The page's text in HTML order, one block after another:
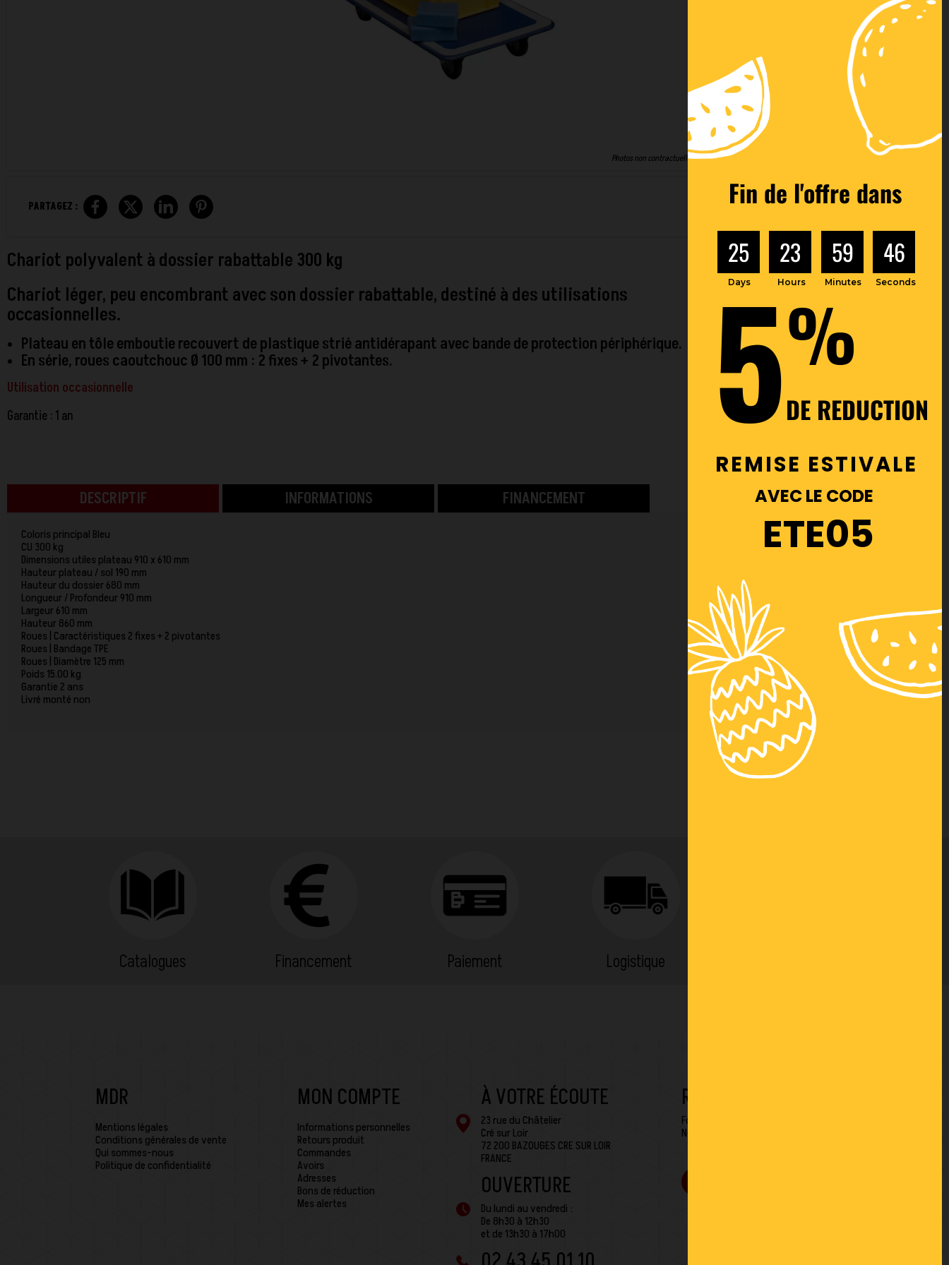
Photos non contractuelles
PARTAGEZ :
Chariot polyvalent à dossier rabattable 300 kg
Chariot léger, peu encombrant avec son dossier rabattable, destiné à des utilisations
occasionnelles.
Plateau en tôle emboutie recouvert de plastique strié antidérapant avec bande de protection périphérique.
En série, roues caoutchouc Ø 100 mm : 2 fixes + 2 pivotantes.
Utilisation occasionnelle
Garantie : 1 an
DESCRIPTIF INFORMATIONS FINANCEMENT
Coloris principal Bleu
CU 300 kg
Dimensions utiles plateau 910 x 610 mm
Hauteur plateau / sol 190 mm
Hauteur du dossier 680 mm
Longueur / Profondeur 910 mm
Largeur 610 mm
Hauteur 860 mm
Roues | Caractéristiques 2 fixes + 2 pivotantes
Roues | Bandage TPE
Roues | Diamètre 125 mm
Poids 15.00 kg
Garantie 2 ans
Livré monté non
Financement
(voir
conditions)
Catalogues Financement Paiement Logistique
MDR
Mentions légales
Conditions générales de vente
Qui sommes-nous
Politique de confidentialité
MON COMPTE
Informations personnelles
Retours produit
Commandes
Avoirs
Adresses
Bons de réduction
Mes alertes
À VOTRE ÉCOUTE
23 rue du Châtelier
Cré sur Loir
72 200 BAZOUGES CRE SUR LOIR
FRANCE
OUVERTURE
Du lundi au vendredi :
De 8h30 à 12h30
et de 13h30 à 17h00
RESTONS EN CONTACT
Formulaire de contact
Newsletter
5%
DE REDUCTION
Fin de l'offre dans
REMISE ESTIVALE
AVEC LE CODE
ETE05
25 23 59 45
Days Hours Minutes Seconds